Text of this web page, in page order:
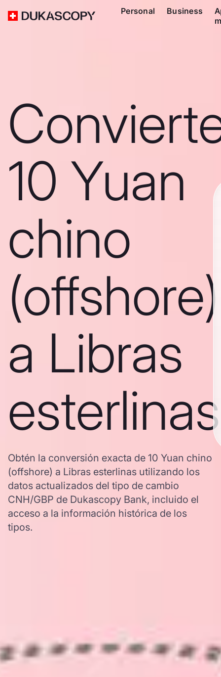
Personal Business
10 Yuan
chino
(offshore)
a Libras
esterlinas
Obtén la conversión exacta de 10 Yuan chino
(offshore) a Libras esterlinas utilizando los
datos actualizados del tipo de cambio
CNH/GBP de Dukascopy Bank, incluido el
acceso a la información histórica de los
tipos.